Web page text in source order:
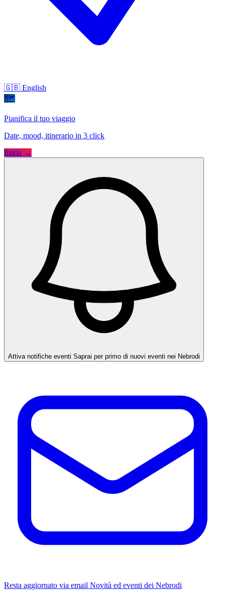
🇬🇧 English
🗺
Pianifica il tuo viaggio
Date, mood, itinerario in 3 click
Inizia →
Attiva notifiche eventi Saprai per primo di nuovi eventi nei Nebrodi
Resta aggiornato via email Novità ed eventi dei Nebrodi